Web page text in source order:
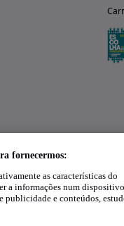
fornecermos:
as características do
a informações num
publicidade e conteúdos,